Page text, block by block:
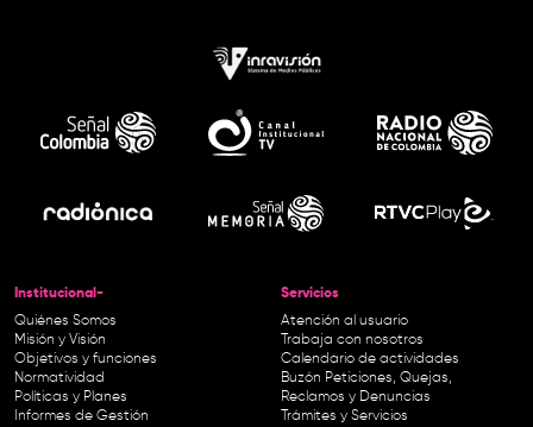
Institucional-
Quiénes Somos
Misión y Visión
Objetivos y funciones
Normatividad
Políticas y Planes
Informes de Gestión
Servicios
Atención al usuario
Trabaja con nosotros
Calendario de actividades
Buzón Peticiones, Quejas,
Reclamos y Denuncias
Trámites y Servicios